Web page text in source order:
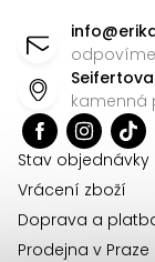
info@
kamenná
Stav objednávky
Vrácení zboží
Doprava a
Prodejna v Praze